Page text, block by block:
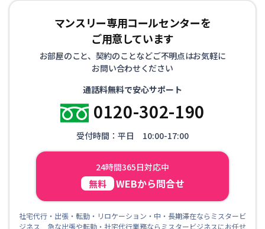
マンスリー専用コールセンターを
ご用意しています
お部屋のこと、契約のことなどご不明点はお気軽に
お問い合わせください
通話料無料で安心サポート
0120-302-190
受付時間：平日 10:00-17:00
24時間365日対応中
無料 WEBから問合せ
社宅代行・出張・転勤・リロケーション・中・長期滞在ならミスタービ
ジネス 急な出張や転勤・社宅代行業務ならミスタービジネスにお任せ